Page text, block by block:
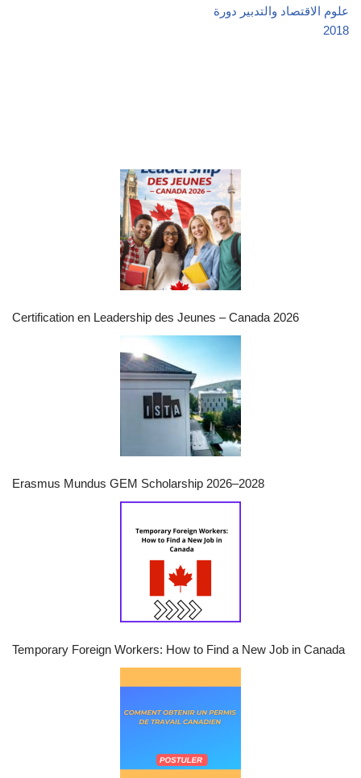
علوم الاقتصاد والتدبير دورة
2018
Certification en Leadership des Jeunes – Canada 2026
Erasmus Mundus GEM Scholarship 2026–2028
Temporary Foreign Workers: How to Find a New Job in Canada